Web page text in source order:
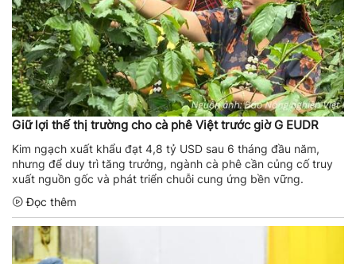
Giữ lợi thế thị trường cho cà phê Việt trước giờ G EUDR
Kim ngạch xuất khẩu đạt 4,8 tỷ USD sau 6 tháng đầu năm,
nhưng để duy trì tăng trưởng, ngành cà phê cần củng cố truy
xuất nguồn gốc và phát triển chuỗi cung ứng bền vững.
Đọc thêm